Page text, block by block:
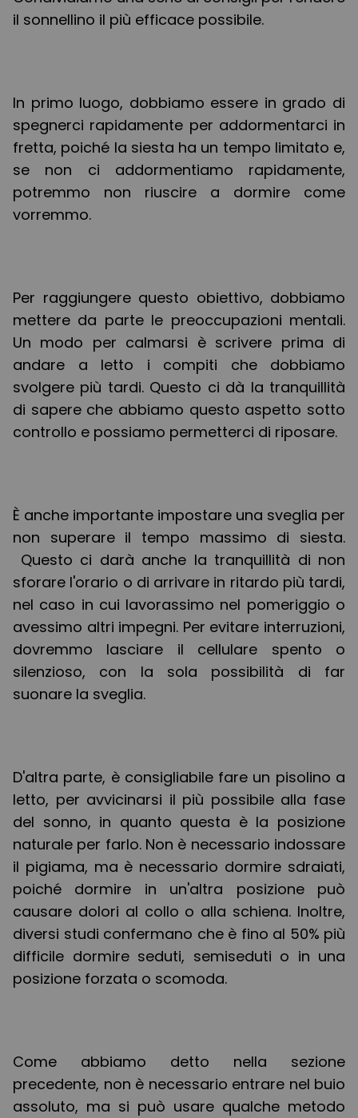
il sonnellino il più efficace possibile.
In primo luogo, dobbiamo essere in grado di
spegnerci rapidamente per addormentarci in
fretta, poiché la siesta ha un tempo limitato e,
se non ci addormentiamo rapidamente,
potremmo non riuscire a dormire come
vorremmo.
Per raggiungere questo obiettivo, dobbiamo
mettere da parte le preoccupazioni mentali.
Un modo per calmarsi è scrivere prima di
andare a letto i compiti che dobbiamo
svolgere più tardi. Questo ci dà la tranquillità
di sapere che abbiamo questo aspetto sotto
controllo e possiamo permetterci di riposare.
È anche importante impostare una sveglia per
non superare il tempo massimo di siesta.
Questo ci darà anche la tranquillità di non
sforare l'orario o di arrivare in ritardo più tardi,
nel caso in cui lavorassimo nel pomeriggio o
avessimo altri impegni. Per evitare interruzioni,
dovremmo lasciare il cellulare spento o
silenzioso, con la sola possibilità di far
suonare la sveglia.
D'altra parte, è consigliabile fare un pisolino a
letto, per avvicinarsi il più possibile alla fase
del sonno, in quanto questa è la posizione
naturale per farlo. Non è necessario indossare
il pigiama, ma è necessario dormire sdraiati,
poiché dormire in un'altra posizione può
causare dolori al collo o alla schiena. Inoltre,
diversi studi confermano che è fino al 50% più
difficile dormire seduti, semiseduti o in una
posizione forzata o scomoda.
Come abbiamo detto nella sezione
precedente, non è necessario entrare nel buio
assoluto, ma si può usare qualche metodo